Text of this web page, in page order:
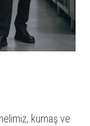
kumaş ve